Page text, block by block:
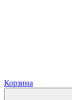
Корзина